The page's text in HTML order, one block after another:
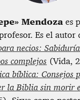
Mendoza es
Es el autor
necios:
complejos (Vida,
bíblica: Consejos
la Biblia sin morir